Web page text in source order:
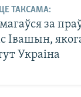
ТАКСАМА:
за
Івашын,
Украіна